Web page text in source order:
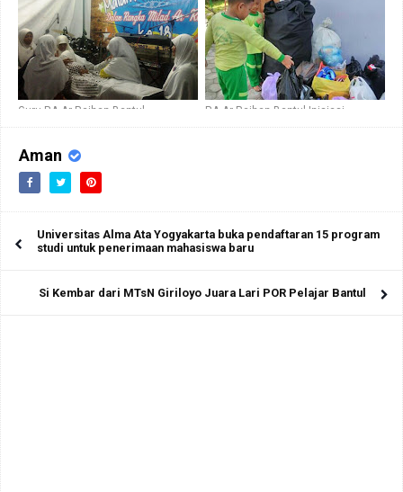
Guru RA Ar Raihan Bantul
RA Ar Raihan Bantul Inisiasi
Aman
Universitas Alma Ata Yogyakarta buka pendaftaran 15 program
studi untuk penerimaan mahasiswa baru
Si Kembar dari MTsN Giriloyo Juara Lari POR Pelajar Bantul